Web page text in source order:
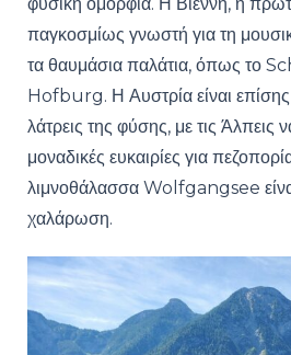
φυσική ομορφιά. Η Βιέννη, η
παγκοσμίως γνωστή για τη
τα θαυμάσια παλάτια, όπως το
Hofburg. Η Αυστρία είναι επίσης
λάτρεις της φύσης, με τις
μοναδικές ευκαιρίες για
λιμνοθάλασσα Wolfgangsee
χαλάρωση.